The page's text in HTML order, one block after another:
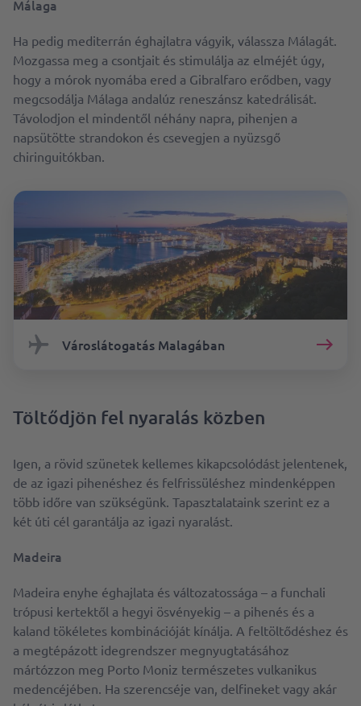
Málaga
Ha pedig mediterrán éghajlatra vágyik, válassza Málagát.
Mozgassa meg a csontjait és stimulálja az elméjét úgy,
hogy a mórok nyomába ered a Gibralfaro erődben, vagy
megcsodálja Málaga andalúz reneszánsz katedrálisát.
Távolodjon el mindentől néhány napra, pihenjen a
napsütötte strandokon és csevegjen a nyüzsgő
chiringuitókban.
Városlátogatás Malagában
Töltődjön fel nyaralás közben
Igen, a rövid szünetek kellemes kikapcsolódást jelentenek,
de az igazi pihenéshez és felfrissüléshez mindenképpen
több időre van szükségünk. Tapasztalataink szerint ez a
két úti cél garantálja az igazi nyaralást.
Madeira
Madeira enyhe éghajlata és változatossága – a funchali
trópusi kertektől a hegyi ösvényekig – a pihenés és a
kaland tökéletes kombinációját kínálja. A feltöltődéshez és
a megtépázott idegrendszer megnyugtatásához
mártózzon meg Porto Moniz természetes vulkanikus
medencéjében. Ha szerencséje van, delfineket vagy akár